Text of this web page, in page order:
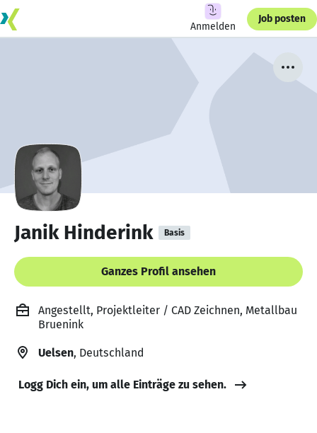
Anmelden
Job posten
Janik Hinderink Basis
Ganzes Profil ansehen
Angestellt, Projektleiter / CAD Zeichnen, Metallbau
Bruenink
Uelsen, Deutschland
Logg Dich ein, um alle Einträge zu sehen.